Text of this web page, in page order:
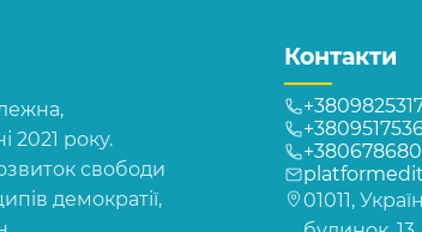
2021 року.
свободи
демократії,
Контакти
01011,